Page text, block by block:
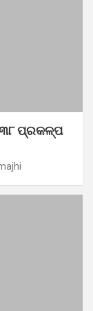
ପ୍ରକଳ୍ପ